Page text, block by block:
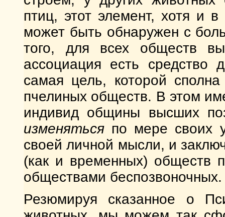
птиц, этот элемент, хотя и
может быть обнаружен с
того, для всех обществ
ассоциация есть средство
самая цель, которой
пчелиных обществ. В этом
индивид общины высших
изменяться по мере своих
своей личной мысли, и
(как и временных) обществ
обществами беспозвоночных.
Резюмируя сказанное о